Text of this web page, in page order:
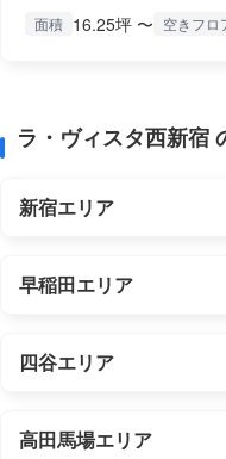
面積 16.25坪 〜 空きフロ
ラ・ヴィスタ西新宿
新宿エリア
早稲田エリア
四谷エリア
高田馬場エリア